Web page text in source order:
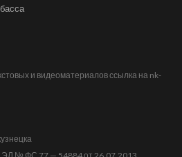
и видеоматериалов ссылка на nk-